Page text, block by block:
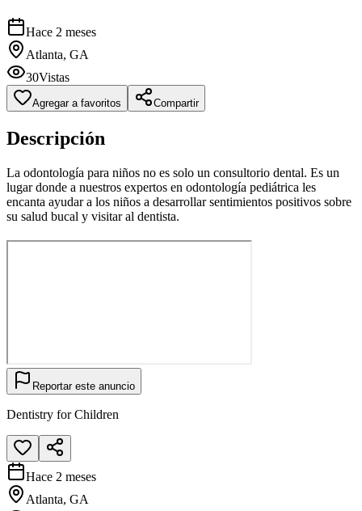
Hace 2 meses
Atlanta, GA
30Vistas
Agregar a favoritos Compartir
Descripción
La odontología para niños no es solo un consultorio dental. Es un
lugar donde a nuestros expertos en odontología pediátrica les
encanta ayudar a los niños a desarrollar sentimientos positivos sobre
su salud bucal y visitar al dentista.
Reportar este anuncio
Dentistry for Children
Hace 2 meses
Atlanta, GA